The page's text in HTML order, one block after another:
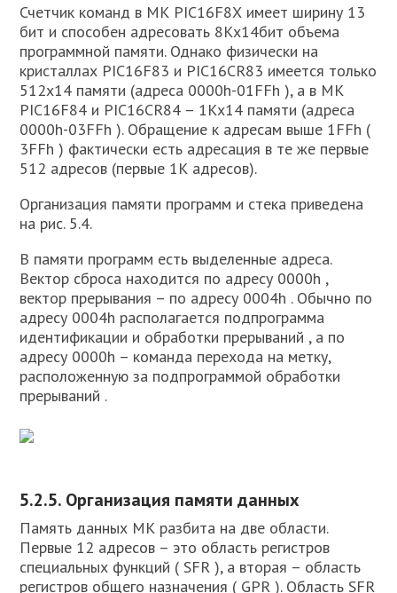
Счетчик команд в МК PIC16F8Х имеет ширину 13
бит и способен адресовать 8Кх14бит объема
программной памяти. Однако физически на
кристаллах PIC16F83 и PIC16CR83 имеется только
512х14 памяти (адреса 0000h-01FFh ), а в МК
PIC16F84 и PIC16CR84 – 1Кх14 памяти (адреса
0000h-03FFh ). Обращение к адресам выше 1FFh (
3FFh ) фактически есть адресация в те же первые
512 адресов (первые 1К адресов).
Организация памяти программ и стека приведена
на рис. 5.4.
В памяти программ есть выделенные адреса.
Вектор сброса находится по адресу 0000h ,
вектор прерывания – по адресу 0004h . Обычно по
адресу 0004h располагается подпрограмма
идентификации и обработки прерываний , а по
адресу 0000h – команда перехода на метку,
расположенную за подпрограммой обработки
прерываний .
5.2.5. Организация памяти данных
Память данных МК разбита на две области.
Первые 12 адресов – это область регистров
специальных функций ( SFR ), а вторая – область
регистров общего назначения ( GPR ). Область SFR